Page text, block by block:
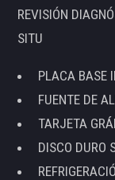
REVISIÓN
SITU
PLACA BASE
FUENTE DE
TARJETA
DISCO DURO